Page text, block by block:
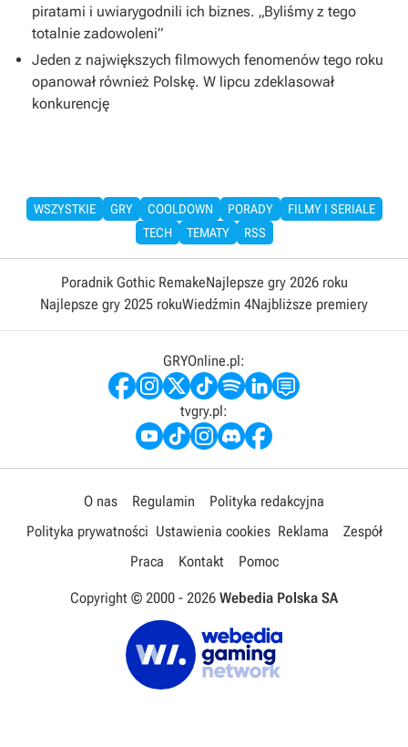
piratami i uwiarygodnili ich biznes. „Byliśmy z tego
totalnie zadowoleni”
Jeden z największych filmowych fenomenów tego roku
opanował również Polskę. W lipcu zdeklasował
konkurencję
WSZYSTKIE GRY COOLDOWN PORADY
FILMY I SERIALE
TECH
TEMATY RSS
Poradnik Gothic RemakeNajlepsze gry 2026 roku
Najlepsze gry 2025 rokuWiedźmin 4Najbliższe premiery
GRYOnline.pl:
tvgry.pl:
O nas Regulamin
Polityka redakcyjna
Polityka prywatności Ustawienia cookies Reklama
Zespół
Praca
Kontakt Pomoc
Copyright © 2000 - 2026 Webedia Polska SA